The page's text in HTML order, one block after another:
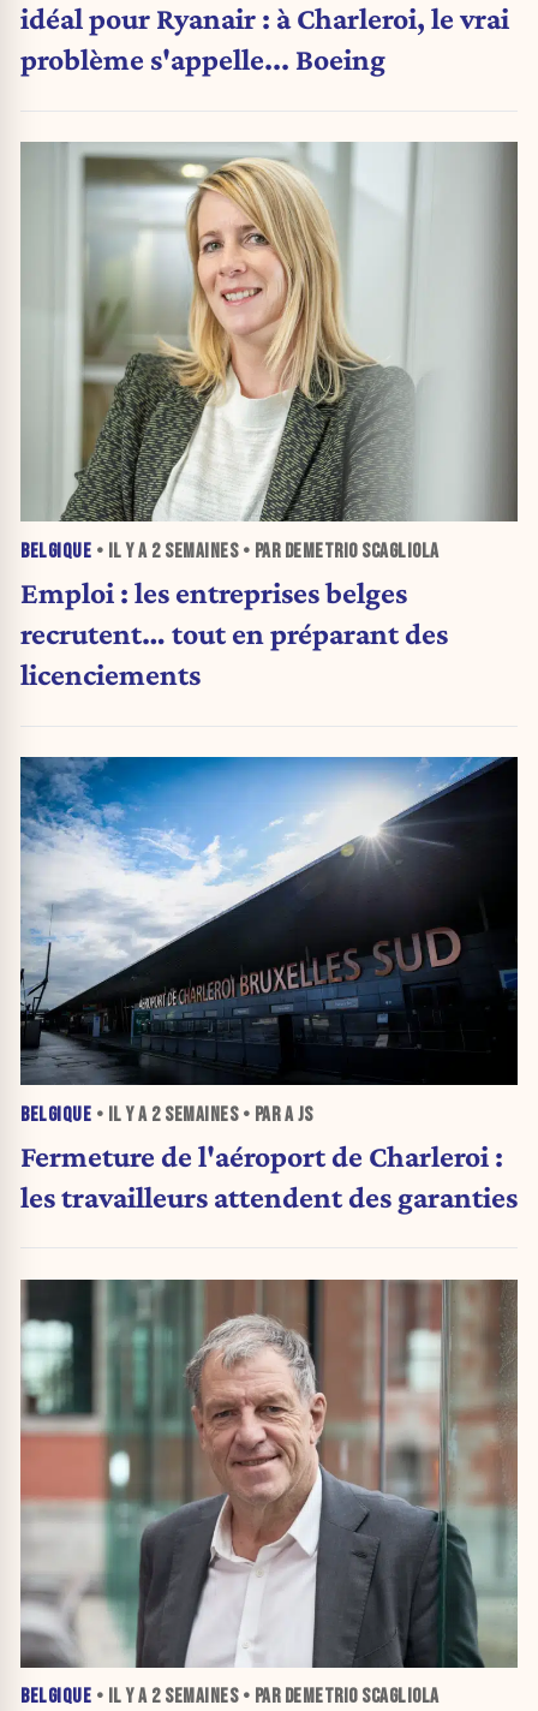
idéal pour Ryanair : à Charleroi, le vrai
problème s'appelle... Boeing
BELGIQUE • IL Y A 2 SEMAINES• PAR DEMETRIO SCAGLIOLA
Emploi : les entreprises belges
recrutent… tout en préparant des
licenciements
BELGIQUE • IL Y A 2 SEMAINES• PAR A JS
Fermeture de l'aéroport de Charleroi :
les travailleurs attendent des garanties
BELGIQUE • IL Y A 2 SEMAINES• PAR DEMETRIO SCAGLIOLA